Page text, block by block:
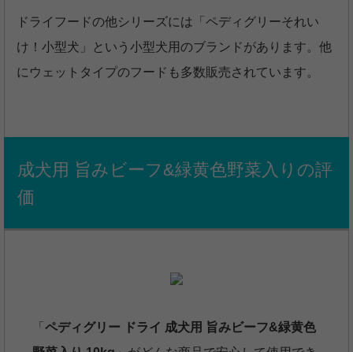
ドライフードの他シリーズには「ペディグリーそれい
け！小型犬」という小型犬用のブランドがあります。他
にウェットタイプのフードも多数販売されています。
成犬用 旨みビーフ&緑黄色野菜入りの評
価
「 ペディグリー ドライ 成犬用 旨みビーフ&緑黄色